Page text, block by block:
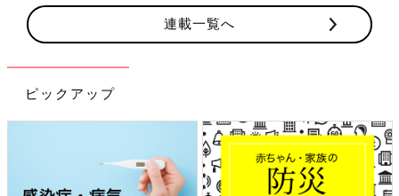
められていて、オシャレポイントに。靴下にはくまさんのキュー
トなお顔が！小さな足に履かせると可愛すぎてたまらなくなりそ
うですね。
防寒具として準備万端！素材もやわらかそう
連載一覧へ
ピックアップ